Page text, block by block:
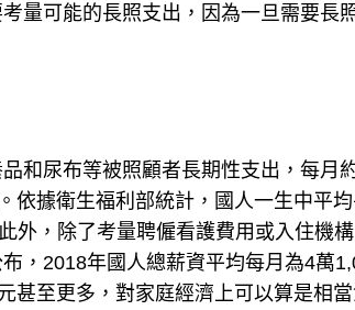
量可能的長照支出，因為一旦需要長
和尿布等被照顧者長期性支出，每月
依據衛生福利部統計，國人一生中平
外，除了考量聘僱看護費用或入住機
，2018年國人總薪資平均每月為4萬
甚至更多，對家庭經濟上可以算是相